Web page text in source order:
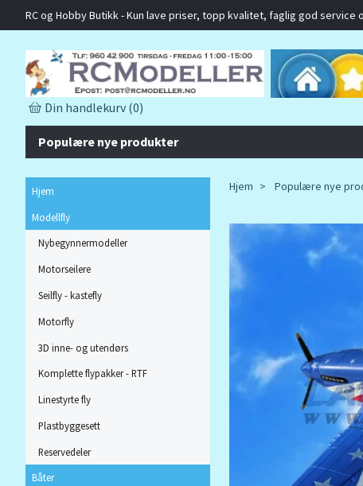
RC og Hobby Butikk - Kun lave priser, topp kvalitet, faglig god
Din handlekurv (0)
Populære nye produkter
Hjem
Modellfly
Nybegynnermodeller
Motorseilere
Seilfly - kastefly
Motorfly
3D inne- og utendørs
Komplette flypakker - RTF
Linestyrte fly
Plastbyggesett
Reservedeler
Båter
Hjem Populære nye